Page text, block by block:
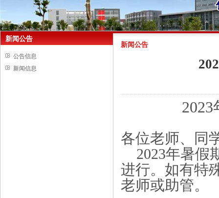
新闻公告
公告信息
新闻信息
新闻公告
2023
各位老师、同
2023年暑假
进行。如有特
老师或助管。